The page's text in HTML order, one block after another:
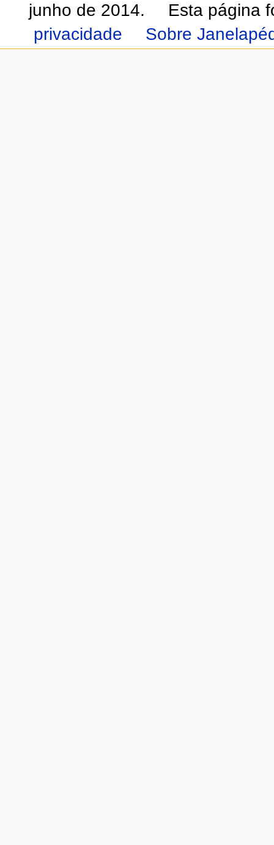
junho de 2014.
Esta página
privacidade
Sobre